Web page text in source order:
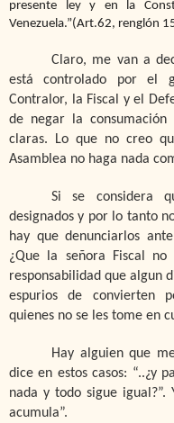
presente ley y en la
Venezuela.”(Art.62, renglón
Claro, me van a
está controlado por el
Contralor, la Fiscal y el
de negar la
claras. Lo que no creo
Asamblea no haga nada
Si se considera
designados y por lo tanto
hay que denunciarlos
¿Que la señora Fiscal
responsabilidad que algun
espurios de convierten
quienes no se les tome en
Hay alguien que
dice en estos casos: “..¿y
nada y todo sigue
acumula”.